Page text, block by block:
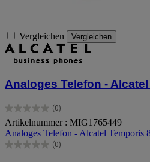
Vergleichen Vergleichen
Analoges Telefon -
(0)
0.0
von
5
Sternen.
Artikelnummer : MIG1765449
Analoges Telefon - Alcatel Temporis
(0)
0.0